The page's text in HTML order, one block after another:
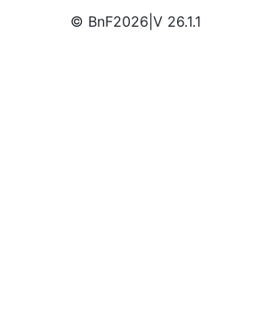
© BnF2026 V 26.1.1